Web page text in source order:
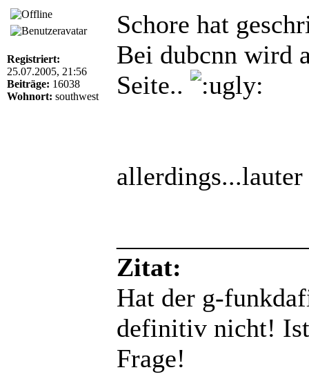
Registriert:
25.07.2005, 21:56
Beiträge: 16038
Wohnort: southwest
Schore hat
Bei dubcnn wird
Seite..
allerdings...lauter
Zitat:
Hat der g-
definitiv nicht! Ist
Frage!